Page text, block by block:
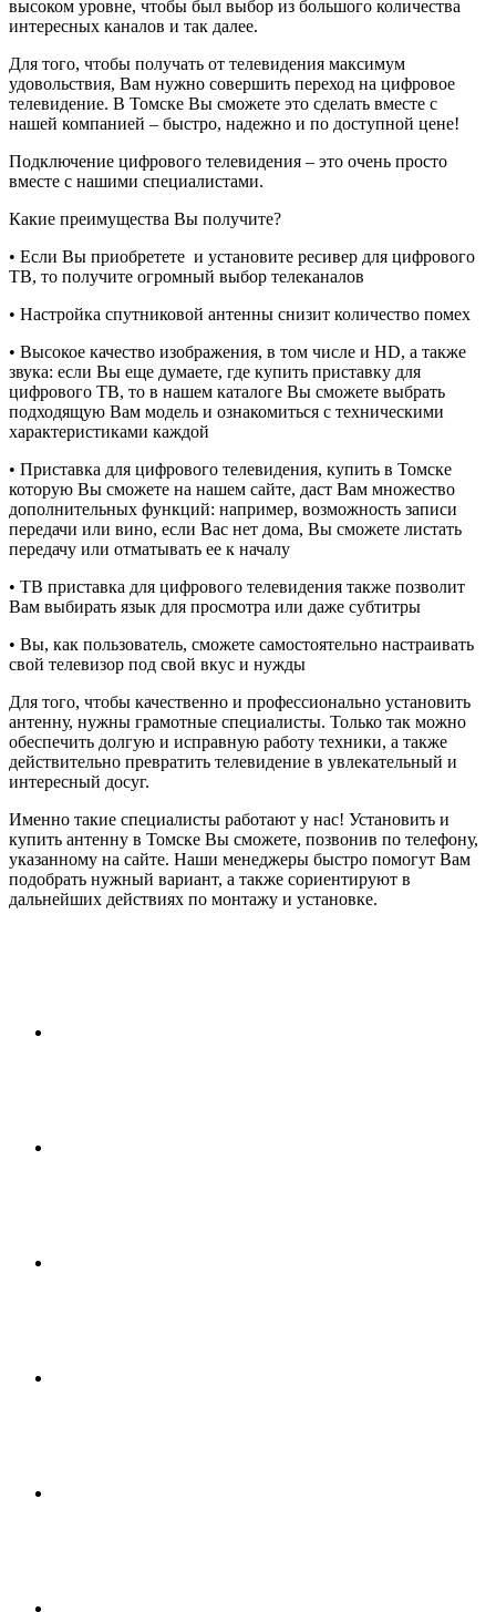
высоком уровне, чтобы был выбор из большого количества
интересных каналов и так далее.
Для того, чтобы получать от телевидения максимум
удовольствия, Вам нужно совершить переход на цифровое
телевидение. В Томске Вы сможете это сделать вместе с
нашей компанией – быстро, надежно и по доступной цене!
Подключение цифрового телевидения – это очень просто
вместе с нашими специалистами.
Какие преимущества Вы получите?
• Если Вы приобретете и установите ресивер для цифрового
ТВ, то получите огромный выбор телеканалов
• Настройка спутниковой антенны снизит количество помех
• Высокое качество изображения, в том числе и HD, а также
звука: если Вы еще думаете, где купить приставку для
цифрового ТВ, то в нашем каталоге Вы сможете выбрать
подходящую Вам модель и ознакомиться с техническими
характеристиками каждой
• Приставка для цифрового телевидения, купить в Томске
которую Вы сможете на нашем сайте, даст Вам множество
дополнительных функций: например, возможность записи
передачи или вино, если Вас нет дома, Вы сможете листать
передачу или отматывать ее к началу
• ТВ приставка для цифрового телевидения также позволит
Вам выбирать язык для просмотра или даже субтитры
• Вы, как пользователь, сможете самостоятельно настраивать
свой телевизор под свой вкус и нужды
Для того, чтобы качественно и профессионально установить
антенну, нужны грамотные специалисты. Только так можно
обеспечить долгую и исправную работу техники, а также
действительно превратить телевидение в увлекательный и
интересный досуг.
Именно такие специалисты работают у нас! Установить и
купить антенну в Томске Вы сможете, позвонив по телефону,
указанному на сайте. Наши менеджеры быстро помогут Вам
подобрать нужный вариант, а также сориентируют в
дальнейших действиях по монтажу и установке.